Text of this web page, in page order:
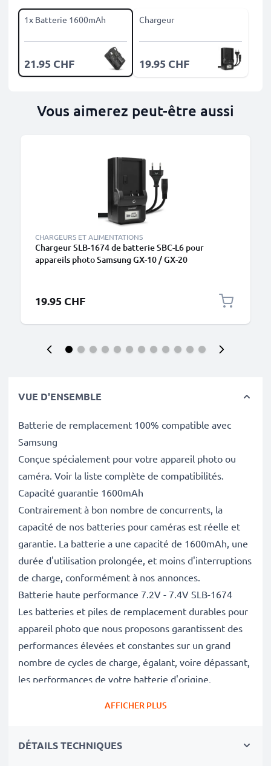
1x Batterie 1600mAh
21.95 CHF
Chargeur
19.95 CHF
Vous aimerez peut-être aussi
CHARGEURS ET ALIMENTATIONS
Chargeur SLB-1674 de batterie SBC-L6 pour
appareils photo Samsung GX-10 / GX-20
19.95 CHF
VUE D'ENSEMBLE
Batterie de remplacement 100% compatible avec
Samsung
Conçue spécialement pour votre appareil photo ou
caméra. Voir la liste complète de compatibilités.
Capacité guarantie 1600mAh
Contrairement à bon nombre de concurrents, la
capacité de nos batteries pour caméras est réelle et
garantie. La batterie a une capacité de 1600mAh, une
durée d'utilisation prolongée, et moins d'interruptions
de charge, conformément à nos annonces.
Batterie haute performance 7.2V - 7.4V SLB-1674
Les batteries et piles de remplacement durables pour
appareil photo que nous proposons garantissent des
performances élevées et constantes sur un grand
nombre de cycles de charge, égalant, voire dépassant,
les performances de votre batterie d'origine.
caméras on fait l'objet de contrôles de qualité stricts
AFFICHER PLUS
DÉTAILS TECHNIQUES